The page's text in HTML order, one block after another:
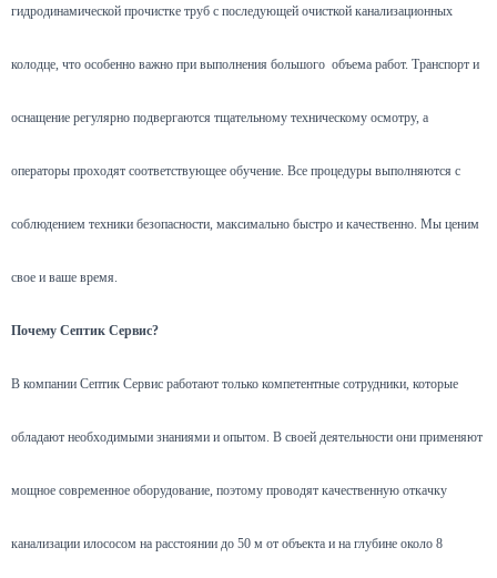
гидродинамической прочистке труб с последующей очисткой канализационных
колодце, что особенно важно при выполнения большого объема работ. Транспорт и
оснащение регулярно подвергаются тщательному техническому осмотру, а
операторы проходят соответствующее обучение. Все процедуры выполняются с
соблюдением техники безопасности, максимально быстро и качественно. Мы ценим
свое и ваше время.
Почему Септик Сервис?
В компании Септик Сервис работают только компетентные сотрудники, которые
обладают необходимыми знаниями и опытом. В своей деятельности они применяют
мощное современное оборудование, поэтому проводят качественную откачку
канализации илососом на расстоянии до 50 м от объекта и на глубине около 8